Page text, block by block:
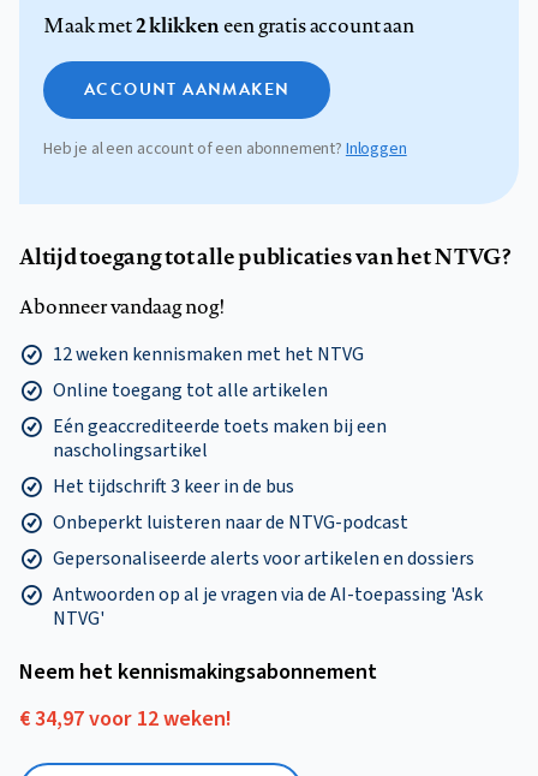
Maak met2 klikkeneen gratis account aan
ACCOUNT AANMAKEN
Heb je al een account of een abonnement? Inloggen
Altijd toegang tot alle publicaties van het NTVG?
Abonneer vandaag nog!
12 weken kennismaken met het NTVG
Online toegang tot alle artikelen
Eén geaccrediteerde toets maken bij een
nascholingsartikel
Het tijdschrift 3 keer in de bus
Onbeperkt luisteren naar de NTVG-podcast
Gepersonaliseerde alerts voor artikelen en dossiers
Antwoorden op al je vragen via de AI-toepassing 'Ask
NTVG'
Neem het kennismakings­abonnement
€ 34,97 voor 12 weken!